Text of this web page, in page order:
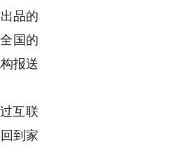
品的
国的
报送
互联
到家